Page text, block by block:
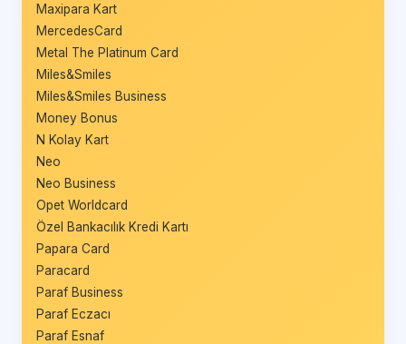
Maxipara Kart
MercedesCard
Metal The Platinum Card
Miles&Smiles
Miles&Smiles Business
Money Bonus
N Kolay Kart
Neo
Neo Business
Opet Worldcard
Özel Bankacılık Kredi Kartı
Papara Card
Paracard
Paraf Business
Paraf Eczacı
Paraf Esnaf